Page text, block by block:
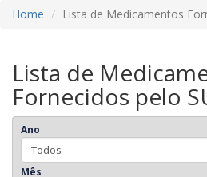
Home Lista de Medicamentos
Lista de
Fornecidos pelo
Ano
Mês